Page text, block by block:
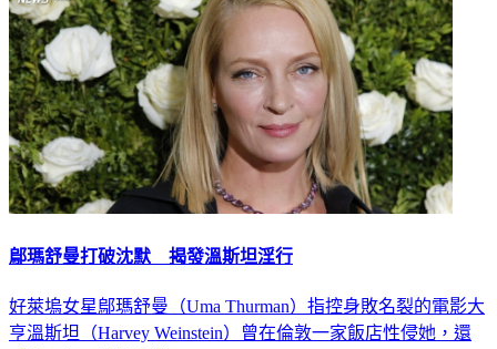
鄔瑪舒曼打破沈默 揭發溫斯坦淫行
好萊塢女星鄔瑪舒曼（Uma Thurman）指控身敗名裂的電影大
亨溫斯坦（Harvey Weinstein）曾在倫敦一家飯店性侵她，還